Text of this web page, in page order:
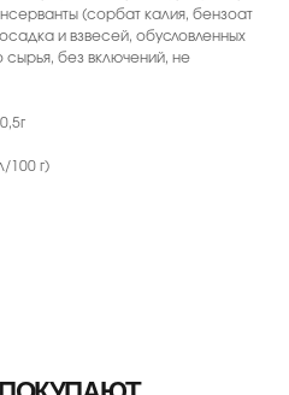
(сорбат калия, бензоат
и взвесей, обусловленных
без включений, не
100 г)